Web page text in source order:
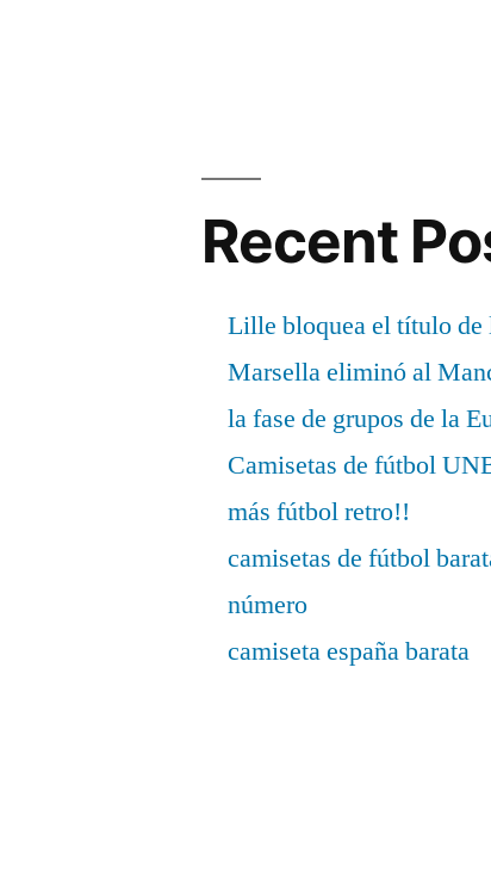
Recent
Lille bloquea el título de
Marsella eliminó al
la fase de grupos de la
Camisetas de fútbol
más fútbol retro!!
camisetas de fútbol
número
camiseta españa barata